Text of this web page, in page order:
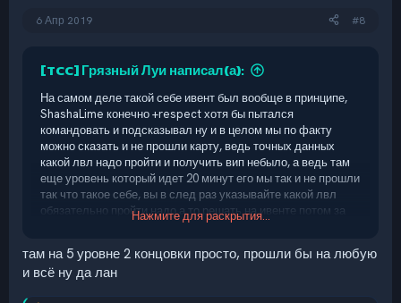
6 Апр 2019 #8
[TCC] Грязный Луи написал(а):
На самом деле такой себе ивент был вообще в принципе,
ShashaLime конечно +respect хотя бы пытался
командовать и подсказывал ну и в целом мы по факту
можно сказать и не прошли карту, ведь точных данных
какой лвл надо пройти и получить вип небыло, а ведь там
еще уровень который идет 20 минут его мы так и не прошли
так что такое себе, вы в след раз указывайте какой лвл
обязательно пройти надо а то решать на ивенте потом за
какой лвл давать vip сложно.
Нажмите для раскрытия...
там на 5 уровне 2 концовки просто, прошли бы на любую
и всё ну да лан